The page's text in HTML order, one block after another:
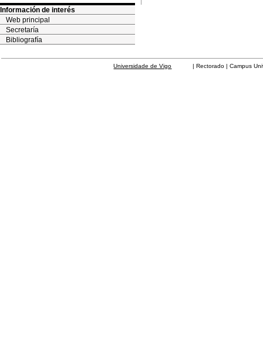
Información de interés
Web principal
Secretaría
Bibliografía
Universidade de Vigo | Rectorado | Campus